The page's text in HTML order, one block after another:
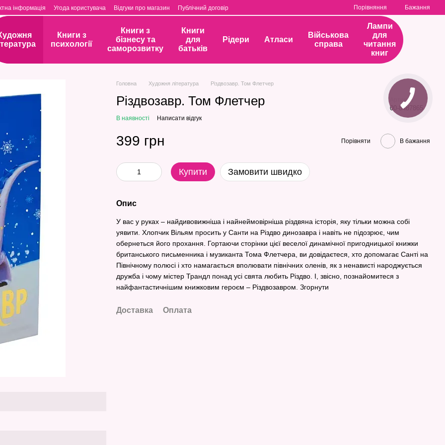
інформація Угода користувача Відгуки про магазин Публічний договір Порівняння Бажання
Книги з
психології
Книги з
бізнесу та
саморозвитку
Книги
для
батьків
Рідери Атласи
Військова
справа
Лампи
для
читання
книг
Головна Художня література Різдвозавр. Том Флетчер
Різдвозавр. Том Флетчер Артикул
00-8487865
В наявності Написати відгук
399 грн Порівняти В бажання
Купити Замовити швидко
Опис
У вас у руках – найдивовижніша і найнеймовірніша різдвяна історія, яку тільки можна собі
уявити. Хлопчик Вільям просить у Санти на Різдво динозавра і навіть не підозрює, чим
обернеться його прохання. Гортаючи сторінки цієї веселої динамічної пригодницької книжки
британського письменника і музиканта Тома Флетчера, ви довідаєтеся, хто допомагає Санті на
Північному полюсі і хто намагається вполювати північних оленів, як з ненависті народжується
дружба і чому містер Трандл понад усі свята любить Різдво. І, звісно, познайомитеся з
найфантастичнішим книжковим героєм – Різдвозавром. Згорнути
Доставка Оплата